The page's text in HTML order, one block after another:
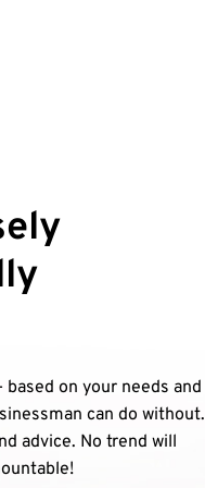
on your needs and
can do without.
advice. No trend will